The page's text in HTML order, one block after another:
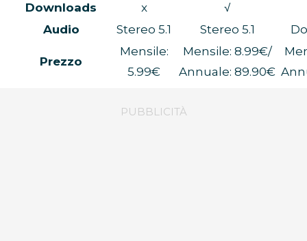
Downloads x
√
Audio
Stereo 5.1 Stereo 5.1
Prezzo
Mensile:
5.99€
Mensile: 8.99€/
Annuale: 89.90€